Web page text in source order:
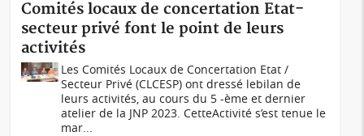
Comités locaux de concertation Etat-
secteur privé font le point de leurs
activités
Les Comités Locaux de Concertation Etat /
Secteur Privé (CLCESP) ont dressé lebilan de
leurs activités, au cours du 5 -ème et dernier
atelier de la JNP 2023. CetteActivité s’est tenue le
mar...